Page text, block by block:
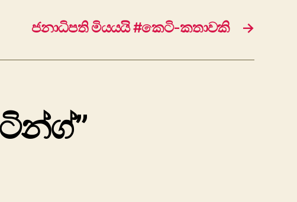
→
ජනාධිපති මියයයි #කෙටි-කතාවකි